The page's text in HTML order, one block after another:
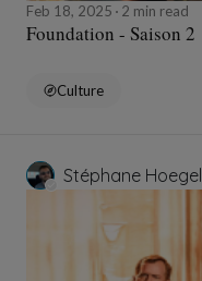
Feb 18, 2025 2 min read
Foundation - Saison 2
Culture
Stéphane Hoegel